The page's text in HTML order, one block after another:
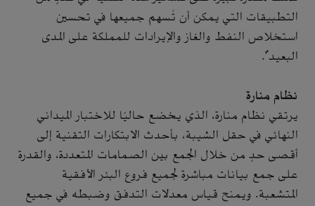
التطبيقات التي يمكن أن تُسهم جميعها في تحسين
استخلاص النفط والغاز والإيرادات للمملكة على المدى
البعيد".
نظام منارة
يرتقي نظام منارة، الذي يخضع حاليًا للاختبار الميداني
النهائي في حقل الشيبة، بأحدث الابتكارات التقنية إلى
أقصى حدٍ من خلال الجمع بين الصمامات المتعددة، والقدرة
على جمع بيانات مباشرة لجميع فروع البئر الأفقية
المتشعبة. ويمنح قياس معدلات التدفق وضبطه في جميع